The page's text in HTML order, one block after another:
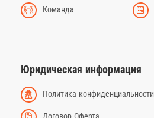
Команда
Юридическая информация
Политика конфиденциальности